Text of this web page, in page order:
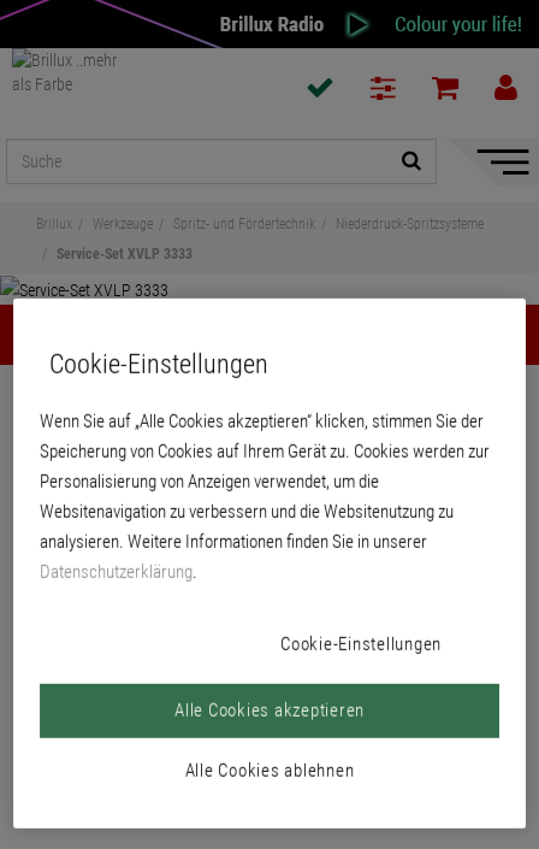
Brillux Werkzeuge Spritz- und Fördertechnik
Niederdruck-Spritzsysteme
Service-Set XVLP 3333
Service-Set XVLP 3333
Service-Set für die FrontEnds des Wagner Niederdruck-Spritzsystems
Cookie-Einstellungen
Wenn Sie auf „Alle Cookies akzeptieren“ klicken, stimmen Sie der
Speicherung von Cookies auf Ihrem Gerät zu. Cookies werden zur
Personalisierung von Anzeigen verwendet, um die
Websitenavigation zu verbessern und die Websitenutzung zu
analysieren. Weitere Informationen finden Sie in unserer
Datenschutzerklärung.
Cookie-Einstellungen
Alle Cookies ablehnen
Alle Cookies akzeptieren